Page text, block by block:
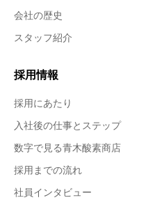
会社の歴史
スタッフ紹介
採用情報
採用にあたり
入社後の仕事とステップ
数字で見る青木酸素商店
採用までの流れ
社員インタビュー